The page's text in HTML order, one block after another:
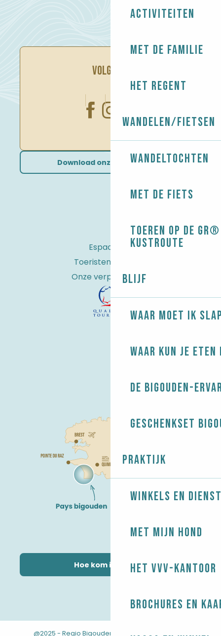
Activiteiten
Met de familie
Het regent
Wandelen/Fietsen
Wandeltochten
Met de fiets
Toeren op de
kustroute
Blijf
Waar moet ik
Waar kun je eten
De Bigouden-
Geschenkset
Praktijk
Winkels en
Met mijn hond
Het VVV-kantoor
Brochures en
VOLG ONS
Download onze brochures
Espace Pro
Toeristenbelasting
Onze verplichtingen
Hoe kom ik daar?
@2025 - Regio Bigouden Juridische informatie-